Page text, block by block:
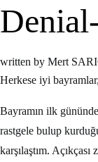
written by Mert
Herkese iyi bayramlar,
Bayramın ilk
rastgele bulup
karşılaştım.